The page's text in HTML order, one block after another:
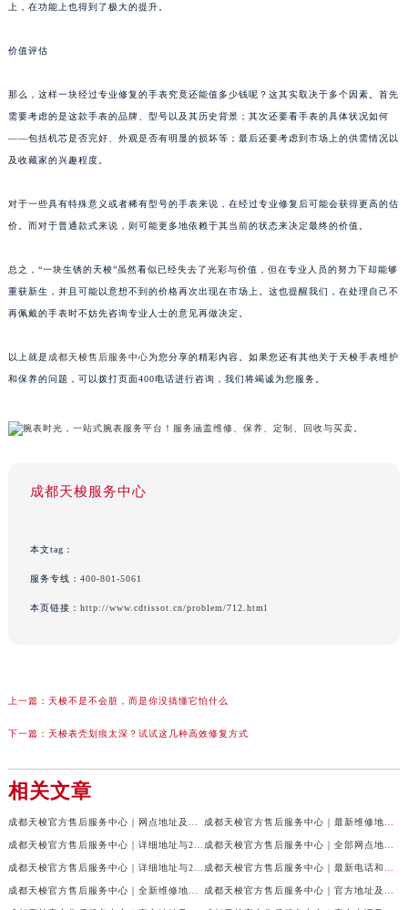
上，在功能上也得到了极大的提升。
价值评估
那么，这样一块经过专业修复的手表究竟还能值多少钱呢？这其实取决于多个因素。首先
需要考虑的是这款手表的品牌、型号以及其历史背景；其次还要看手表的具体状况如何
——包括机芯是否完好、外观是否有明显的损坏等；最后还要考虑到市场上的供需情况以
及收藏家的兴趣程度。
对于一些具有特殊意义或者稀有型号的手表来说，在经过专业修复后可能会获得更高的估
价。而对于普通款式来说，则可能更多地依赖于其当前的状态来决定最终的价值。
总之，“一块生锈的天梭”虽然看似已经失去了光彩与价值，但在专业人员的努力下却能够
重获新生，并且可能以意想不到的价格再次出现在市场上。这也提醒我们，在处理自己不
再佩戴的手表时不妨先咨询专业人士的意见再做决定。
以上就是 成都天梭售后服务中心为您分享的精彩内容。如果您还有其他关于天梭手表维护
和保养的问题，可以拨打页面400电话进行咨询，我们将竭诚为您服务。
成都天梭服务中心
本文tag：
服务专线： 400-801-5061
本页链接： http://www.cdtissot.cn/problem/712.html
上一篇： 天梭不是不会脏，而是你没搞懂它怕什么
下一篇： 天梭表壳划痕太深？试试这几种高效修复方式
相关文章